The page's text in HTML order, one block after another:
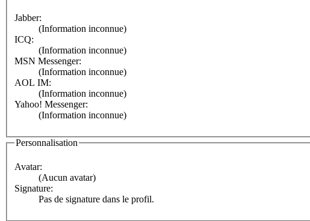
Jabber:
(Information inconnue)
ICQ:
(Information inconnue)
MSN Messenger:
(Information inconnue)
AOL IM:
(Information inconnue)
Yahoo! Messenger:
(Information inconnue)
Personnalisation
Avatar:
(Aucun avatar)
Signature:
Pas de signature dans le profil.